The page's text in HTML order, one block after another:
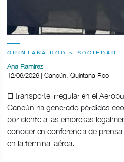
QUINTANA ROO > SOCIEDAD
Ana Ramírez
12/06/2026 | Cancún, Quintana Roo
El transporte irregular en el
Cancún ha generado pérdidas
por ciento a las empresas
conocer en conferencia de
en la terminal aérea.